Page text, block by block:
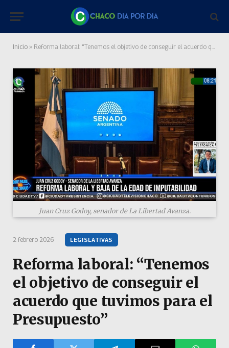
Inicio » Reforma laboral: “Tenemos el objetivo de conseguir el acuerdo que tuvimos para el Presupuesto”
2 febrero 2026 LEGISLATIVAS
Reforma laboral: “Tenemos
el objetivo de conseguir el
acuerdo que tuvimos para el
Presupuesto”
Juan Cruz Godoy, senador de La Libertad Avanza.